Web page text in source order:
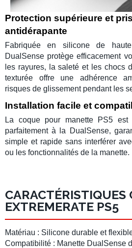
Protection supérieure et
antidérapante
Fabriquée en silicone de
DualSense protège efficacement
les rayures, la saleté et les chocs
texturée offre une adhérence
risques de glissement pendant les
Installation facile et
La coque pour manette PS5 est
parfaitement à la
DualSense,
simple et rapide sans interférer
ou les fonctionnalités de la manette.
CARACTÉRISTIQUES
EXTREMERATE PS5
Matériau : Silicone durable et
Compatibilité : Manette DualSense